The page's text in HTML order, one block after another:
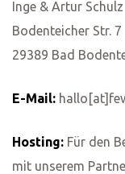
Inge & Artur Schulz
Bodenteicher Str. 7
29389 Bad
E-Mail:
Hosting: Für den
mit unserem